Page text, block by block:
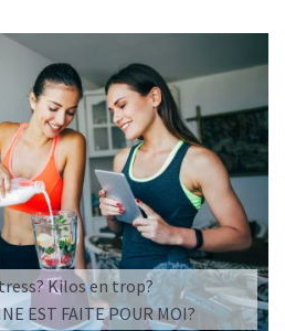
ou de concentration avant le
stable, sans pic de glycémie,
la matinée et un allié parfait
le plaisir d’un vrai café
ni affamé.
Glacé Protéiné
PROTÉINÉ
Kilos en trop?
EST FAITE POUR MOI?